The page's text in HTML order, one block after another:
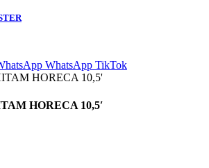
WhatsApp TikTok
HORECA 10,5′